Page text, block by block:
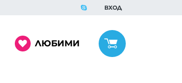
ВХОД
ЛЮБИМИ